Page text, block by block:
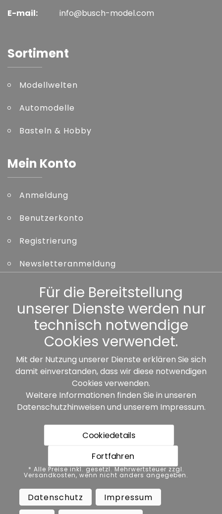
E-mail:
info@busch-model.com
Sortiment
Modellwelten
Automodelle
Basteln & Hobby
Mein Konto
Anmeldung
Benutzerkonto
Registrierung
Newsletteranmeldung
Kennwort vergessen
Sonstiges
Unsere Partner:
* Alle Preise inkl. gesetzl. Mehrwertsteuer zzgl.
Versandkosten, wenn nicht anders angegeben.
Datenschutz Impressum
Barrierefreiheit
Vertrag widerrufen
Für die Bereitstellung
unserer Dienste werden nur
technisch notwendige
Cookies verwendet.
Mit der Nutzung unserer Dienste erklären Sie sich
damit einverstanden, dass wir diese notwendigen
Cookies verwenden.
Weitere Informationen finden Sie in unseren
Datenschutzhinweisen und unserem Impressum.
Cookiedetails
Fortfahren
* Alle Preise inkl. gesetzl. Mehrwertsteuer zzgl.
Versandkosten, wenn nicht anders angegeben.
Datenschutz
Impressum